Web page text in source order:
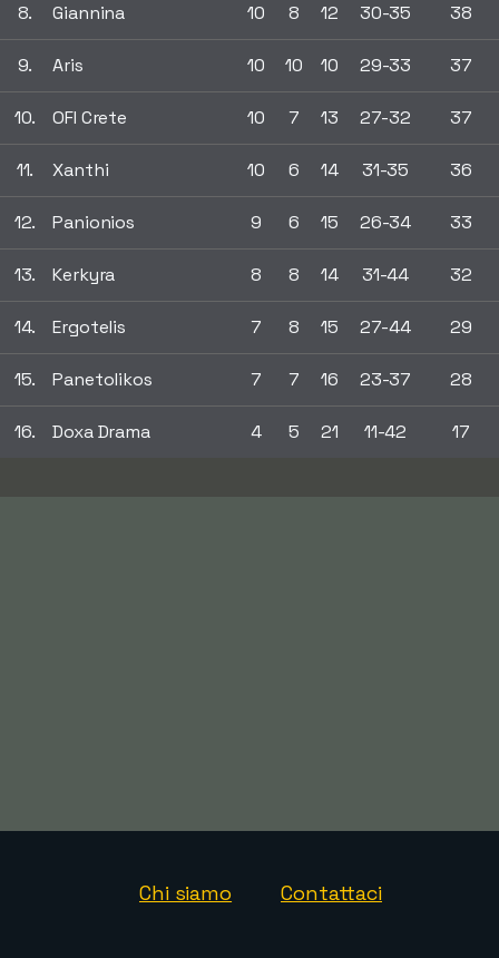
8. Giannina 10 8 12 30-35 38
9. Aris 10 10 10 29-33 37
10. OFI Crete 10 7 13 27-32 37
11. Xanthi 10 6 14 31-35 36
12. Panionios 9 6 15 26-34 33
13. Kerkyra 8 8 14 31-44 32
14. Ergotelis 7 8 15 27-44 29
15. Panetolikos 7 7 16 23-37 28
16. Doxa Drama 4 5 21 11-42 17
Chi siamo Contattaci